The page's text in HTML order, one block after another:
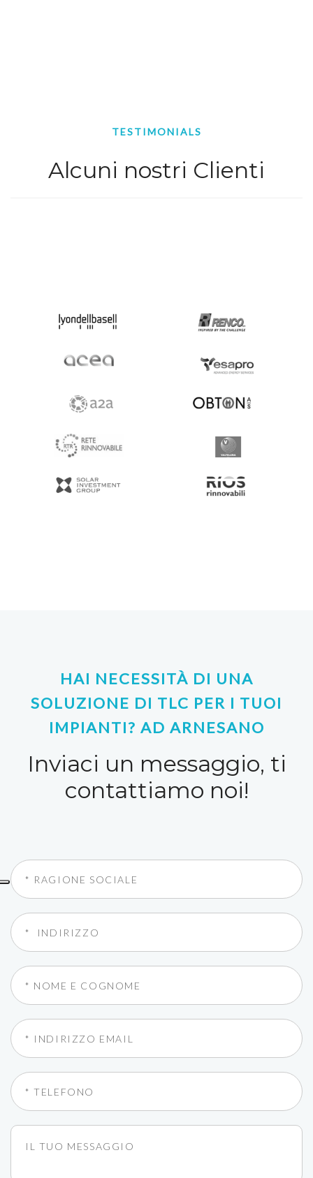
TESTIMONIALS
Alcuni nostri Clienti
HAI NECESSITÀ DI UNA
SOLUZIONE DI TLC PER I TUOI
IMPIANTI? AD ARNESANO
Inviaci un messaggio, ti
contattiamo noi!